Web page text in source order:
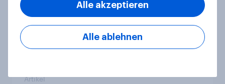
[DE On-Demand] Übersprungen,
aber nicht verloren: Wie Podcast-
Werbung bei deutschen
Artikel
Alle ablehnen
Alle akzeptieren